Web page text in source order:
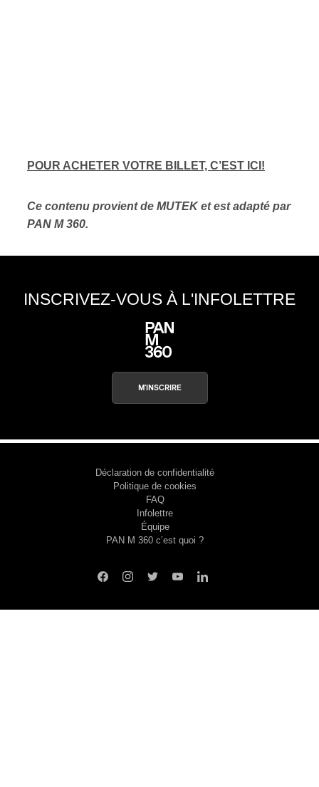
POUR ACHETER VOTRE BILLET, C’EST ICI!
Ce contenu provient de MUTEK et est adapté par
PAN M 360.
INSCRIVEZ-VOUS À L'INFOLETTRE
M'INSCRIRE
Déclaration de confidentialité
Politique de cookies
FAQ
Infolettre
Équipe
PAN M 360 c’est quoi ?